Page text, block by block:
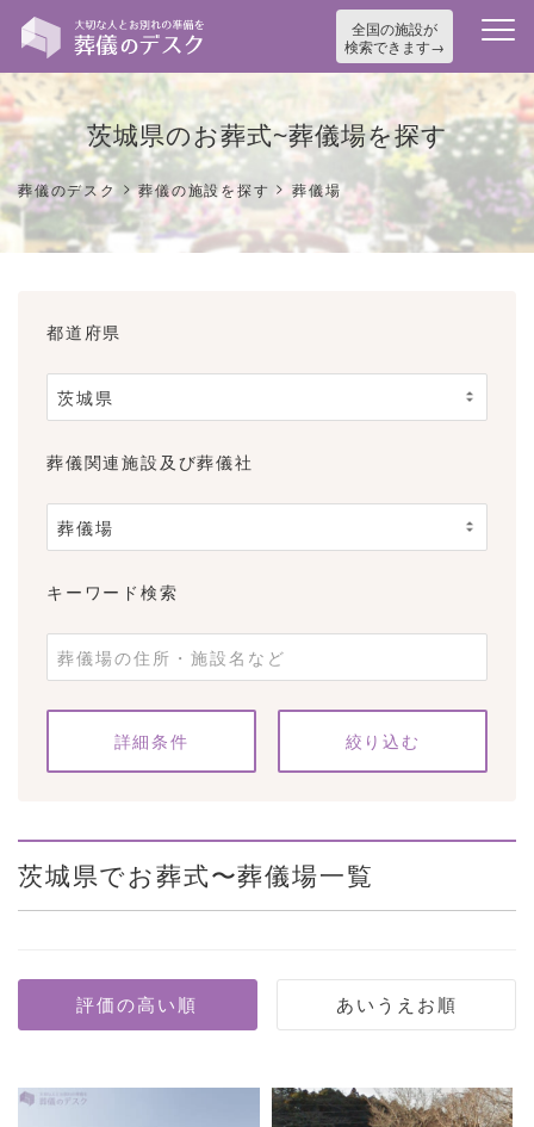
全国の施設が
検索できます
茨城県のお葬式~葬儀場を探す
葬儀のデスク >葬儀の施設を探す >葬儀場
都道府県
葬儀関連施設及び葬儀社
キーワード検索
条件をクリア
詳細条件
茨城県でお葬式〜葬儀場一覧